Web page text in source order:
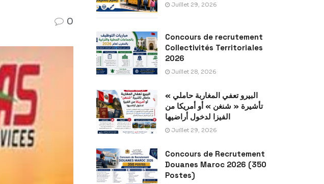
0
Juillet 29, 2026
Concours de recrutement
Collectivités Territoriales
2026
Juillet 28, 2026
« البيرو تعفي المغاربة حاملي
تأشيرة « شنغن » أو أمريكا من
الفيزا لدخول أراضيها
Juillet 29, 2026
Concours de Recrutement
Douanes Maroc 2026 (350
Postes)